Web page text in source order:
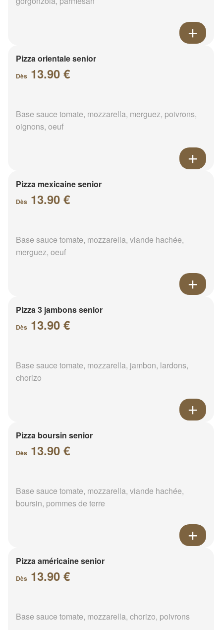
Pizza orientale senior
Dès 13.90 €
Base sauce tomate, mozzarella, merguez, poivrons,
oignons, oeuf
Pizza mexicaine senior
Dès 13.90 €
Base sauce tomate, mozzarella, viande hachée,
merguez, oeuf
Pizza 3 jambons senior
Dès 13.90 €
Base sauce tomate, mozzarella, jambon, lardons,
chorizo
Pizza boursin senior
Dès 13.90 €
Base sauce tomate, mozzarella, viande hachée,
boursin, pommes de terre
Pizza américaine senior
Dès 13.90 €
Base sauce tomate, mozzarella, chorizo, poivrons